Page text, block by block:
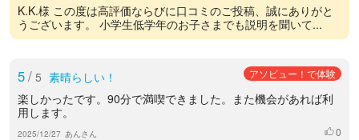
K.K.様 この度は高評価ならびに口コミのご投稿、誠にありがと
うございます。 小学生低学年のお子さまでも説明を聞いて...
5/ 5 素晴らしい！ アソビュー！で体験
楽しかったです。90分で満喫できました。また機会があれば利
用します。
2025/12/27 あんさん いいね
0